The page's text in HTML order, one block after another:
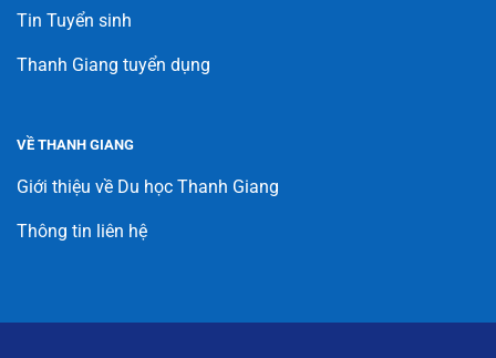
Tin Tuyển sinh
Thanh Giang tuyển dụng
VỀ THANH GIANG
Giới thiệu về Du học Thanh Giang
Thông tin liên hệ